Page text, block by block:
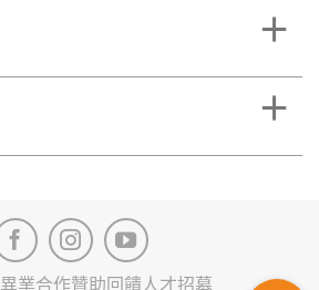
異業合作贊助回饋人才招募